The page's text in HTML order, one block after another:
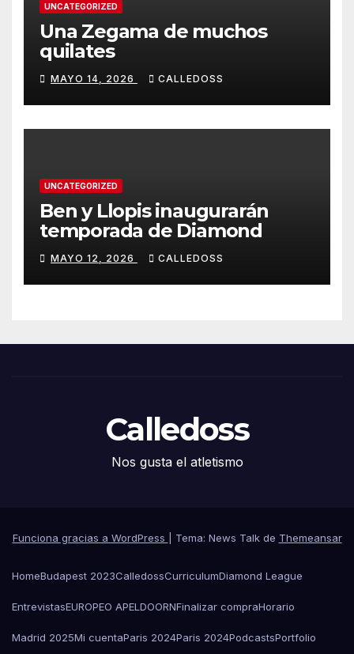
UNCATEGORIZED
Una Zegama de muchos
quilates
MAYO 14, 2026 CALLEDOSS
UNCATEGORIZED
Ben y Llopis inaugurarán
temporada de Diamond
MAYO 12, 2026 CALLEDOSS
Calledoss
Nos gusta el atletismo
Funciona gracias a WordPress Tema: News Talk de Themeansar
HomeBudapest 2023CalledossCurriculumDiamond League
EntrevistasEUROPEO APELDOORNFinalizar compraHorario
Madrid 2025Mi cuentaParis 2024Paris 2024PodcastsPortfolio